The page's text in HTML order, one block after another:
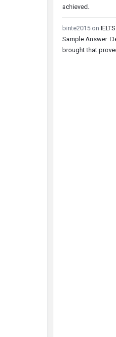
achieved.
binte2015 on
Sample Answer:
brought that